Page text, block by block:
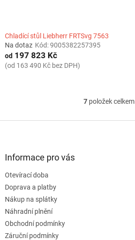
Chladící stůl Liebherr FRTSvg 7563
Na dotaz Kód:9005382257395
od 197 823 Kč
(od 163 490 Kč bez DPH)
O
l
7položek celkem
Informace pro vás
Otevírací doba
Doprava a platby
Nákup na splátky
Náhradní plnění
Obchodní podmínky
Záruční podmínky